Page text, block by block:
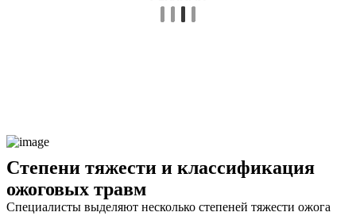
Степени тяжести и классификация
ожоговых травм
Специалисты выделяют несколько степеней тяжести ожога